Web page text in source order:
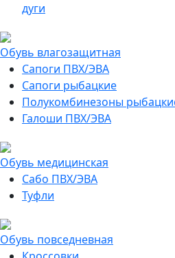
дуги
Обувь влагозащитная
Сапоги ПВХ/ЭВА
Сапоги рыбацкие
Полукомбинезоны
Галоши ПВХ/ЭВА
Обувь медицинская
Сабо ПВХ/ЭВА
Туфли
Обувь повседневная